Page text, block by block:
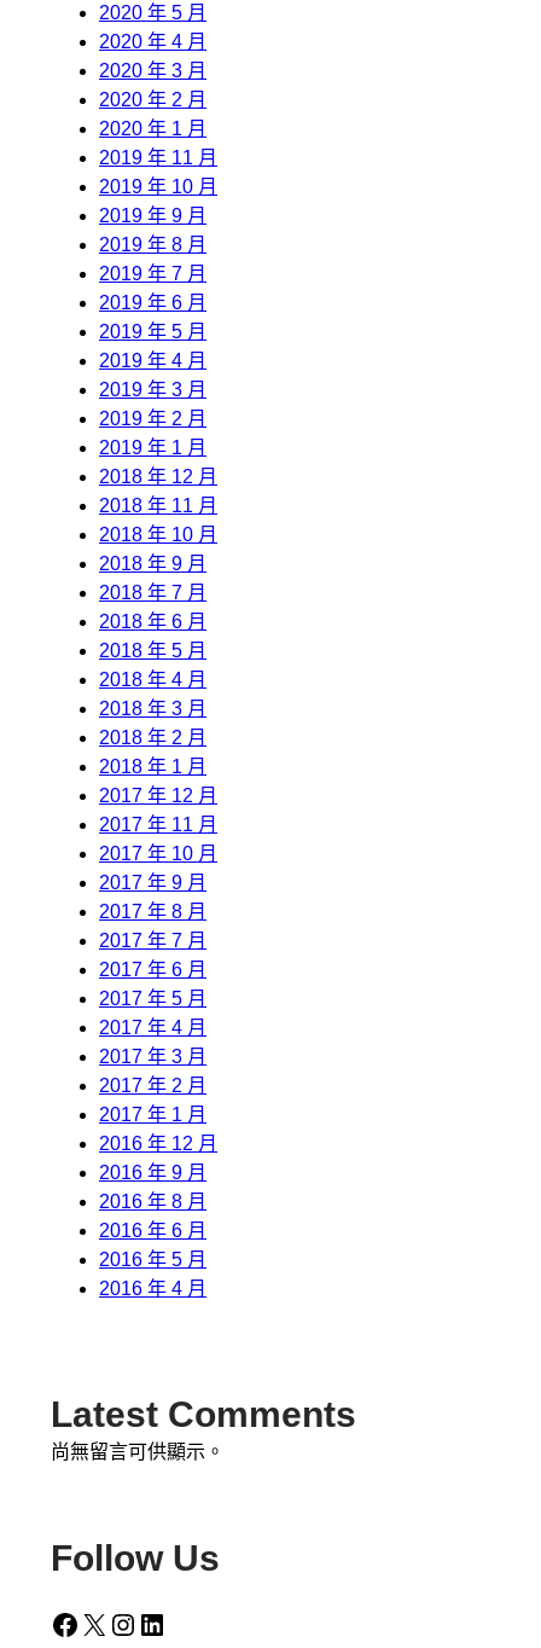
2020 年 5 月
2020 年 4 月
2020 年 3 月
2020 年 2 月
2020 年 1 月
2019 年 11 月
2019 年 10 月
2019 年 9 月
2019 年 8 月
2019 年 7 月
2019 年 6 月
2019 年 5 月
2019 年 4 月
2019 年 3 月
2019 年 2 月
2019 年 1 月
2018 年 12 月
2018 年 11 月
2018 年 10 月
2018 年 9 月
2018 年 7 月
2018 年 6 月
2018 年 5 月
2018 年 4 月
2018 年 3 月
2018 年 2 月
2018 年 1 月
2017 年 12 月
2017 年 11 月
2017 年 10 月
2017 年 9 月
2017 年 8 月
2017 年 7 月
2017 年 6 月
2017 年 5 月
2017 年 4 月
2017 年 3 月
2017 年 2 月
2017 年 1 月
2016 年 12 月
2016 年 9 月
2016 年 8 月
2016 年 6 月
2016 年 5 月
2016 年 4 月
Latest Comments
尚無留言可供顯示。
Follow Us
Facebook X Instagram LinkedIn